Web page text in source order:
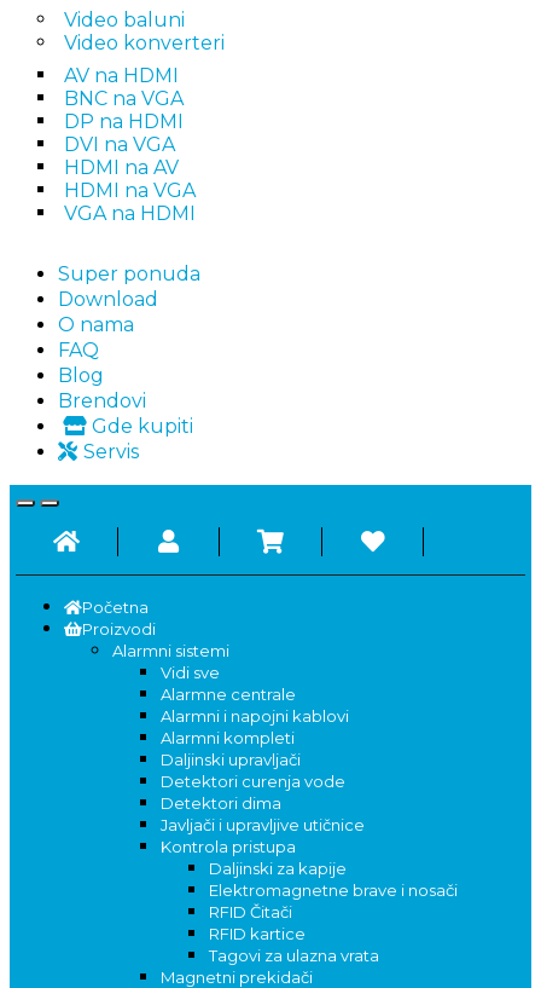
Video baluni
Video konverteri
AV na HDMI
BNC na VGA
DP na HDMI
DVI na VGA
HDMI na AV
HDMI na VGA
VGA na HDMI
Super ponuda
Download
O nama
FAQ
Blog
Brendovi
Gde kupiti
Servis
Početna
Proizvodi
Alarmni sistemi
Vidi sve
Alarmne centrale
Alarmni i napojni kablovi
Alarmni kompleti
Daljinski upravljači
Detektori curenja vode
Detektori dima
Javljači i upravljive utičnice
Kontrola pristupa
Daljinski za kapije
Elektromagnetne brave i nosači
RFID Čitači
RFID kartice
Tagovi za ulazna vrata
Magnetni prekidači